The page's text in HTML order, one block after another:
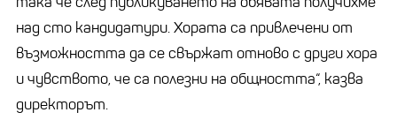
над сто кандидатури. Хората са привлечени от
възможността да се свържат отново с други хора
и чувството, че са полезни на общността“, казва
директорът.